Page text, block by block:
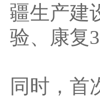
疆生产建
验、康复
同时，首